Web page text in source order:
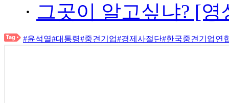
· 그곳이 알고싶냐? [
#윤석열#대통령#중견기업#경제사절단#한국중견기업연